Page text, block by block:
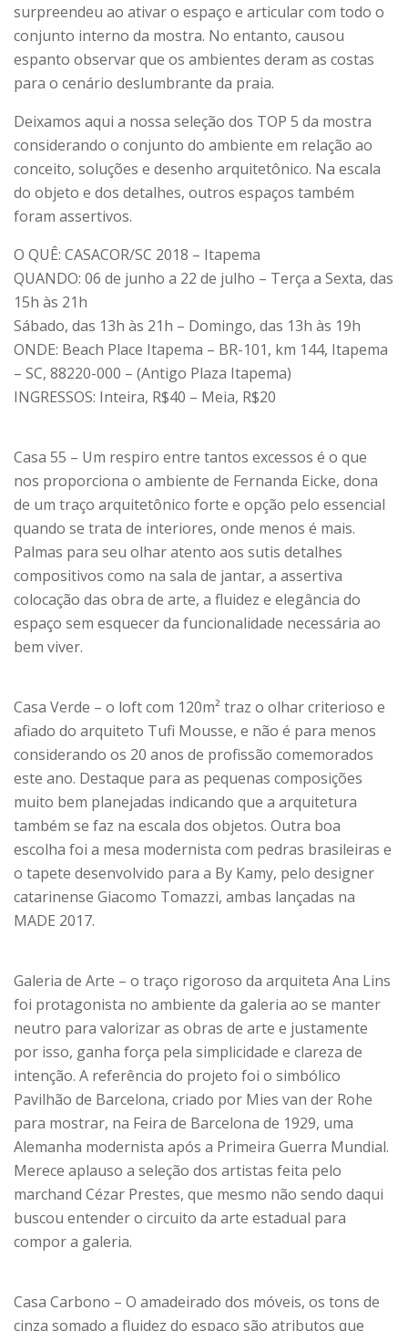
surpreendeu ao ativar o espaço e articular com todo o
conjunto interno da mostra. No entanto, causou
espanto observar que os ambientes deram as costas
para o cenário deslumbrante da praia.
Deixamos aqui a nossa seleção dos TOP 5 da mostra
considerando o conjunto do ambiente em relação ao
conceito, soluções e desenho arquitetônico. Na escala
do objeto e dos detalhes, outros espaços também
foram assertivos.
O QUÊ: CASACOR/SC 2018 – Itapema
QUANDO: 06 de junho a 22 de julho – Terça a Sexta, das
15h às 21h
Sábado, das 13h às 21h – Domingo, das 13h às 19h
ONDE: Beach Place Itapema – BR-101, km 144, Itapema
– SC, 88220-000 – (Antigo Plaza Itapema)
INGRESSOS: Inteira, R$40 – Meia, R$20
Casa 55 – Um respiro entre tantos excessos é o que
nos proporciona o ambiente de Fernanda Eicke, dona
de um traço arquitetônico forte e opção pelo essencial
quando se trata de interiores, onde menos é mais.
Palmas para seu olhar atento aos sutis detalhes
compositivos como na sala de jantar, a assertiva
colocação das obra de arte, a fluidez e elegância do
espaço sem esquecer da funcionalidade necessária ao
bem viver.
Casa Verde – o loft com 120m² traz o olhar criterioso e
afiado do arquiteto Tufi Mousse, e não é para menos
considerando os 20 anos de profissão comemorados
este ano. Destaque para as pequenas composições
muito bem planejadas indicando que a arquitetura
também se faz na escala dos objetos. Outra boa
escolha foi a mesa modernista com pedras brasileiras e
o tapete desenvolvido para a By Kamy, pelo designer
catarinense Giacomo Tomazzi, ambas lançadas na
MADE 2017.
Galeria de Arte – o traço rigoroso da arquiteta Ana Lins
foi protagonista no ambiente da galeria ao se manter
neutro para valorizar as obras de arte e justamente
por isso, ganha força pela simplicidade e clareza de
intenção. A referência do projeto foi o simbólico
Pavilhão de Barcelona, criado por Mies van der Rohe
para mostrar, na Feira de Barcelona de 1929, uma
Alemanha modernista após a Primeira Guerra Mundial.
Merece aplauso a seleção dos artistas feita pelo
marchand Cézar Prestes, que mesmo não sendo daqui
buscou entender o circuito da arte estadual para
compor a galeria.
Casa Carbono – O amadeirado dos móveis, os tons de
cinza somado a fluidez do espaço são atributos que